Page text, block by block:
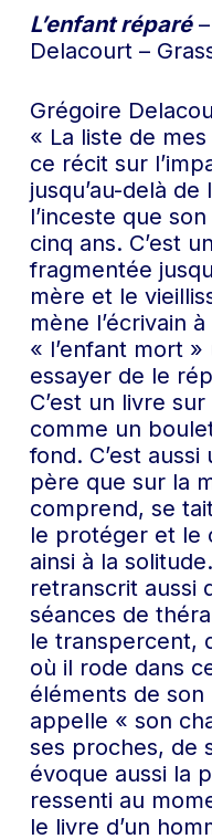
L’enfant réparé–
Delacourt –
Grégoire
« La liste de
ce récit sur
jusqu’au-delà
l’inceste que
cinq ans. C’est
fragmentée
mère et le
mène l’écrivain
« l’enfant mort
essayer de le
C’est un livre
comme un
fond. C’est
père que sur la
comprend, se
le protéger et le
ainsi à la
retranscrit aussi
séances de
le transpercent,
où il rode dans
éléments de son
appelle « son
ses proches, de
évoque aussi la
ressenti au
le livre d’un